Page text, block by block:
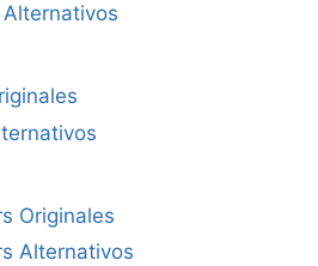
Originales
Alternativos